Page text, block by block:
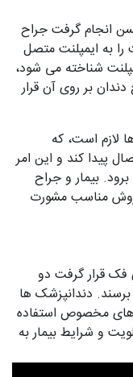
انجام گرفت جراح
را به ایمپلنت متصل
شناخته می شود،
دندان بر روی آن قرار
لازم است، که
پیدا کند و این امر
بیمار و جراح
روش مناسب مشورت
فک قرار گرفت دو
برسند. دندانپزشک ها
مخصوص استفاده
و شرایط بیمار به